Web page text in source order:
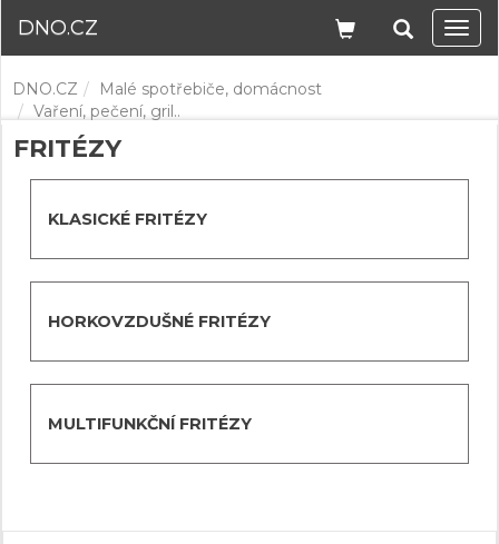
DNO.CZ
DNO.CZ
Malé spotřebiče, domácnost
Vaření, pečení, gril..
FRITÉZY
KLASICKÉ FRITÉZY
HORKOVZDUŠNÉ FRITÉZY
MULTIFUNKČNÍ FRITÉZY